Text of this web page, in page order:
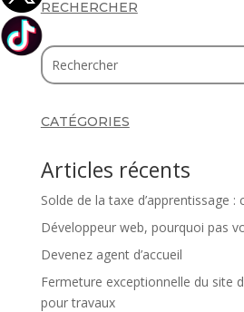
RECHERCHER
CATÉGORIES
Articles récents
Solde de la taxe d’apprentissage :
Développeur web, pourquoi pas
Devenez agent d’accueil
Fermeture exceptionnelle du site
pour travaux